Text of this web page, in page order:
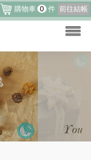
購物車 0 件 前往結帳